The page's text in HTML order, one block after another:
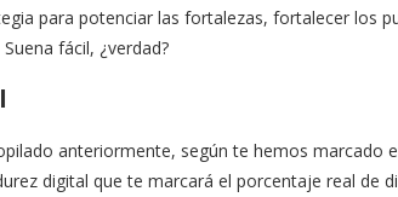
para potenciar las fortalezas, fortalecer los
fácil, ¿verdad?
anteriormente, según te hemos marcado
digital que te marcará el porcentaje real de